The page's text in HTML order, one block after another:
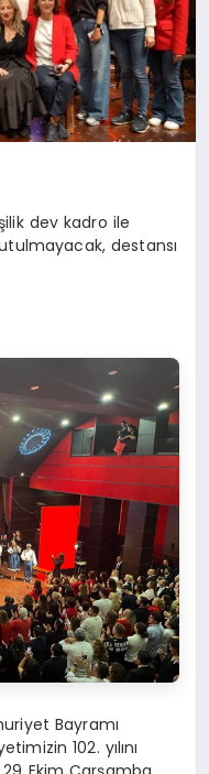
dev kadro ile
mayacak, destansı
Bayramı
102. yılını